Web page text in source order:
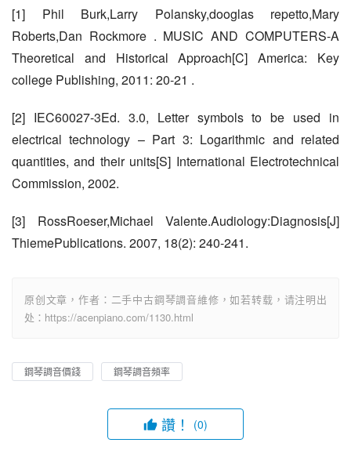
[1] Phil Burk,Larry Polansky,dooglas repetto,Mary
Roberts,Dan Rockmore . MUSIC AND COMPUTERS-A
Theoretical and Historical Approach[C] America: Key
college Publishing, 2011: 20-21 .
[2] IEC60027-3Ed. 3.0, Letter symbols to be used in
electrical technology – Part 3: Logarithmic and related
quantities, and their units[S] International Electrotechnical
Commission, 2002.
[3] RossRoeser,Michael Valente.Audiology:Diagnosis[J]
ThiemePublications. 2007, 18(2): 240-241.
原创文章，作者：二手中古鋼琴調音維修，如若转载，请注明出
处：https://acenpiano.com/1130.html
鋼琴調音價錢 鋼琴調音頻率
讚！ (0)